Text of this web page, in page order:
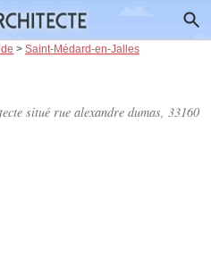
> Saint-Médard-en-Jalles
situé rue alexandre dumas, 33160